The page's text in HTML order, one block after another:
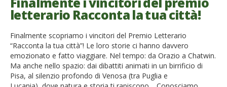
letterario Racconta la tua città!
Finalmente scopriamo i vincitori del Premio Letterario
“Racconta la tua città”! Le loro storie ci hanno davvero
emozionato e fatto viaggiare. Nel tempo: da Orazio a Chatwin.
Ma anche nello spazio: dai dibattiti animati in un birrificio di
Pisa, al silenzio profondo di Venosa (tra Puglia e